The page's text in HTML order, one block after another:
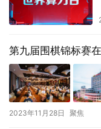
第九届围棋锦标赛
2023年11月28日 聚焦